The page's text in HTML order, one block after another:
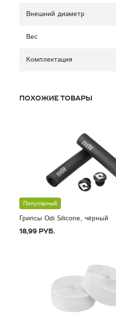
Внешний диаметр
Вес
Комплектация
Похожие товары
Популярный
Грипсы Odi Silicone, чёрный
18,99 руб.